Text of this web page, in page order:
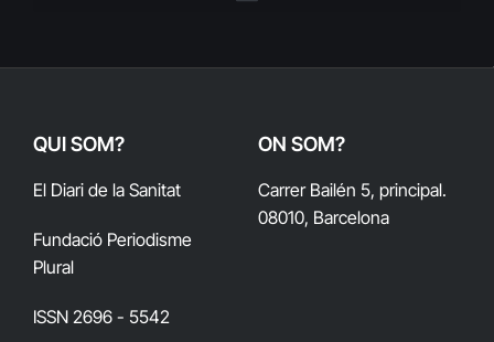
QUI SOM?
El Diari de la Sanitat
Fundació Periodisme
Plural
ISSN 2696 - 5542
ON SOM?
Carrer Bailén 5, principal.
08010, Barcelona